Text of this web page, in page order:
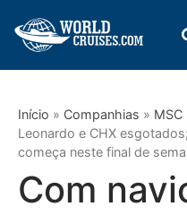
Início » Companhias » MSC
Leonardo e CHX
começa neste final de
Com